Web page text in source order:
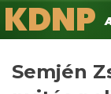
Ugrás
a
Keresés
KDNP
A
Semjén